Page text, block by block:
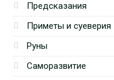
Предсказания
Приметы и суеверия
Руны
Саморазвитие